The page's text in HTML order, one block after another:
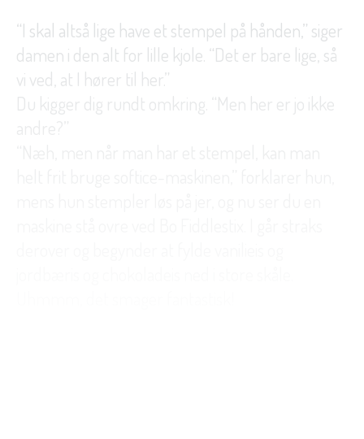
“I skal altså lige have et stempel på hånden,” siger
damen i den alt for lille kjole. “Det er bare lige, så
vi ved, at I hører til her.”
Du kigger dig rundt omkring. “Men her er jo ikke